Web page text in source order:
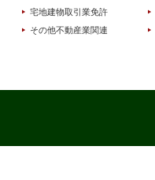
宅地建物取引業免許
その他不動産業関連